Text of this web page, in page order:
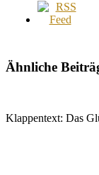
Ähnliche
Klappentext: Das